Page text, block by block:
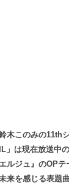
木このみの11th
」は現在放送中
ルジュ』のOPテ
来を感じる表題